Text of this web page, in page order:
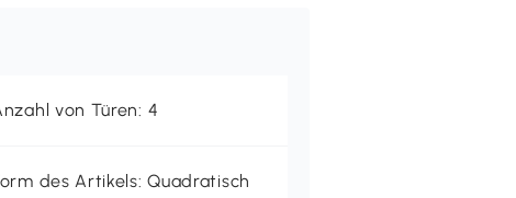
von Türen: 4
des Artikels: Quadratisch